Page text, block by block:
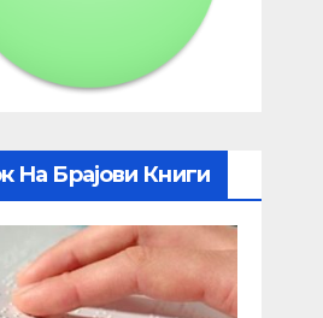
На Брајови Книги